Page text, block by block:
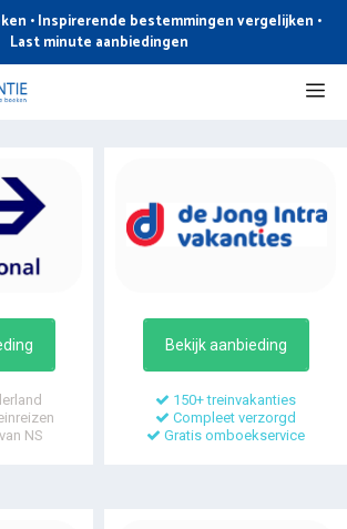
• Inspirerende bestemmingen vergelijken •
Last minute aanbiedingen
NS
Bekijk aanbieding
150+ treinvakanties
Compleet verzorgd
Gratis omboekservice